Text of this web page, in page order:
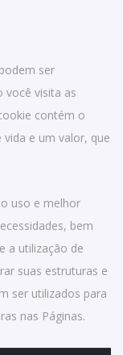
ser
você visita as
contém o
e um valor, que
uso e melhor
bem
a utilização de
suas estruturas e
ser utilizados para
nas Páginas.